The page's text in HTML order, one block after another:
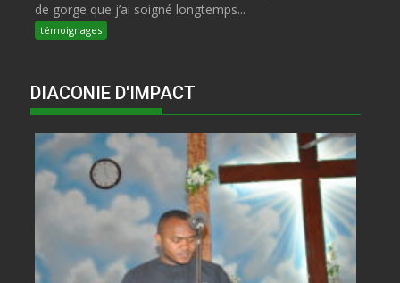
de gorge que j’ai soigné longtemps...
témoignages
DIACONIE D'IMPACT